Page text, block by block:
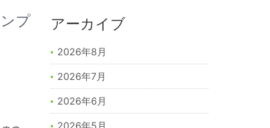
プ
アーカイブ
2026年8月
2026年7月
2026年6月